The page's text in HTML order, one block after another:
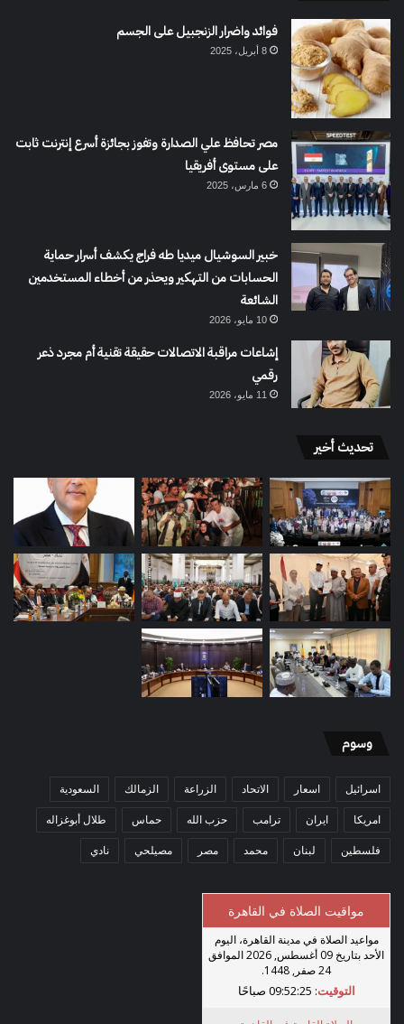
فوائد واضرار الزنجبيل على الجسم
8 أبريل، 2025
مصر تحافظ علي الصدارة وتفوز بجائزة أسرع إنترنت ثابت
على مستوى أفريقيا
6 مارس، 2025
خبير السوشيال ميديا طه فراج يكشف أسرار حماية
الحسابات من التهكير ويحذر من أخطاء المستخدمين
الشائعة
10 مايو، 2026
إشاعات مراقبة الاتصالات حقيقة تقنية أم مجرد ذعر
رقمي
11 مايو، 2026
تحديث أخير
وسوم
اسرائيل اسعار الاتحاد الزراعة الزمالك السعودية
امريكا ايران ترامب حزب الله حماس طلال أبوغزاله
فلسطين لبنان محمد مصر مصيلحي نادي